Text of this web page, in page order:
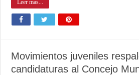
Leer mas...
Movimientos juveniles
candidaturas al Concejo